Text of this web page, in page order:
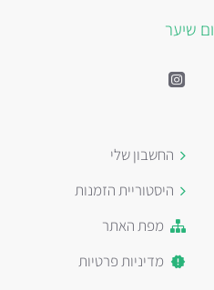
שיער
החשבון שלי
היסטוריית הזמנות
מפת האתר
מדיניות פרטיות